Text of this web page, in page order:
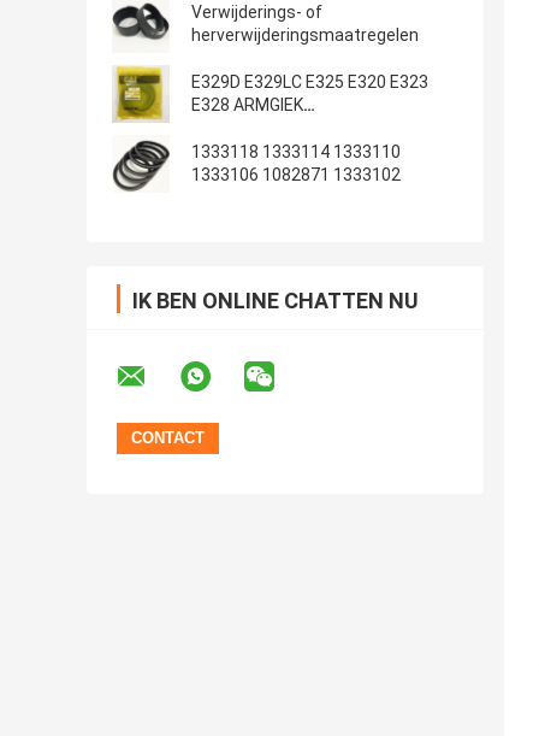
Verwijderings- of
herverwijderingsmaatregelen
E329D E329LC E325 E320 E323
E328 ARMGIEK
1333118 1333114 1333110
1333106 1082871 1333102
IK BEN ONLINE CHATTEN NU